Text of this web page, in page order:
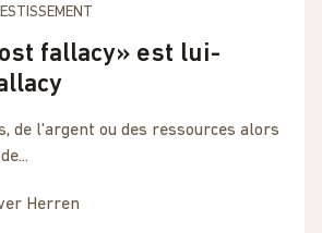
fallacy» est lui-
de l'argent ou des ressources alors
Herren